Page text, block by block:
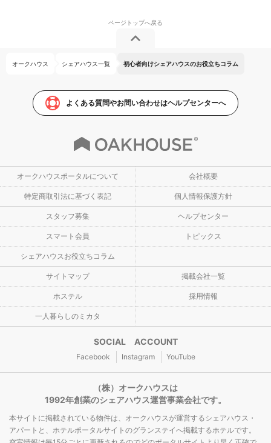
オークハウス シェアハウス一覧 初心者向けシェアハウスのお役立ちコラム
よくある質問やお問い合わせはヘルプセンターへ
オークハウスポータルについて 会社概要
特定商取引法に基づく表記 個人情報保護方針
スタッフ募集 ヘルプセンター
スマート会員 トピックス
シェアハウスお役立ちコラム
サイトマップ 掲載会社一覧
ホステル 採用情報
一人暮らしのミカタ
SOCIAL ACCOUNT
Facebook Instagram YouTube
（株）オークハウスは
1992年創業のシェアハウス運営事業会社です。
本サイトに掲載されている物件は、オークハウスが運営するシェアハウス・
アパートと、ホテルポータルサイトのグランステイへ掲載するホテルです。